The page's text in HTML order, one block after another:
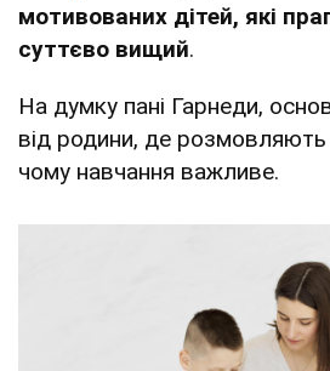
мотивованих дітей, які
суттєво вищий.
На думку пані Гарнеди,
від родини, де
чому навчання важливе.